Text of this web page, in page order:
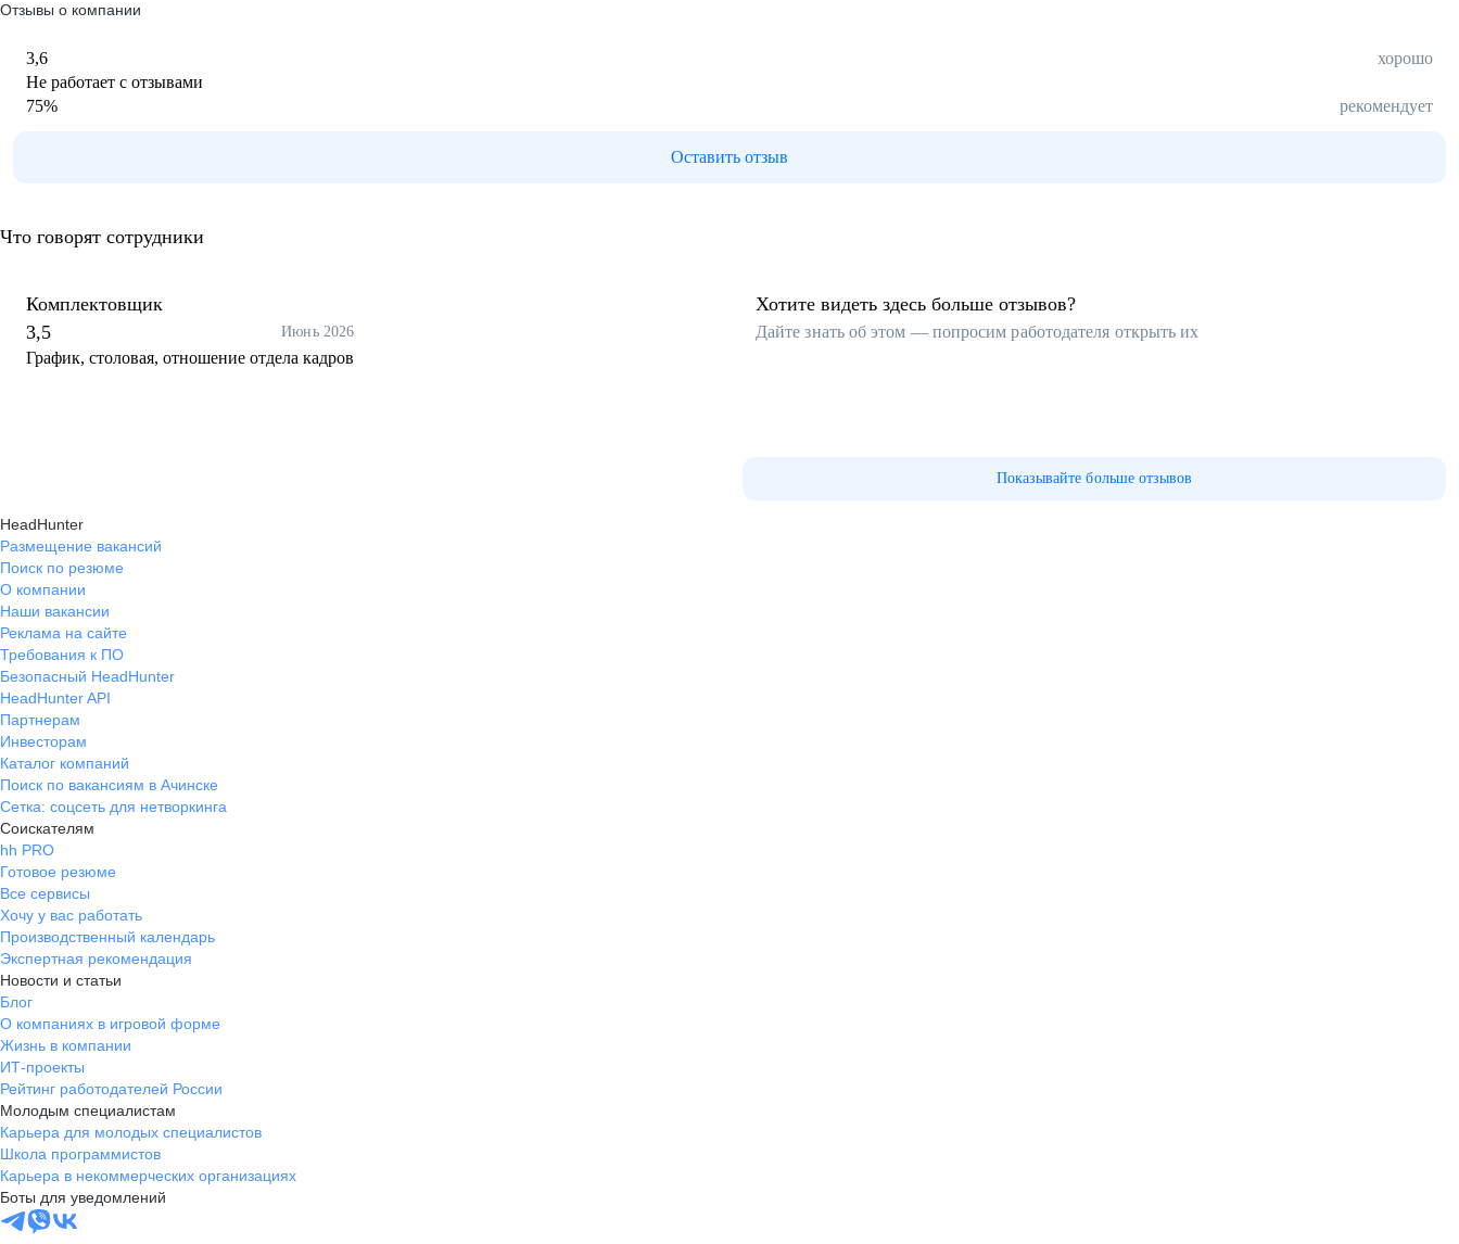
Отзывы о компании
3,6
хорошо
Не работает с отзывами
75% рекомендует
Оставить отзыв
Что говорят сотрудники
Комплектовщик
3,5
Июнь 2026
График, столовая, отношение отдела кадров
Хотите видеть здесь больше отзывов?
Дайте знать об этом — попросим работодателя открыть их
Показывайте больше отзывов
HeadHunter
Размещение вакансий
Поиск по резюме
О компании
Наши вакансии
Реклама на сайте
Требования к ПО
Безопасный HeadHunter
HeadHunter API
Партнерам
Инвесторам
Каталог компаний
Поиск по вакансиям в Ачинске
Сетка: соцсеть для нетворкинга
Соискателям
hh PRO
Готовое резюме
Все сервисы
Хочу у вас работать
Производственный календарь
Экспертная рекомендация
Новости и статьи
Блог
О компаниях в игровой форме
Жизнь в компании
ИТ-проекты
Рейтинг работодателей России
Молодым специалистам
Карьера для молодых специалистов
Школа программистов
Карьера в некоммерческих организациях
Боты для уведомлений